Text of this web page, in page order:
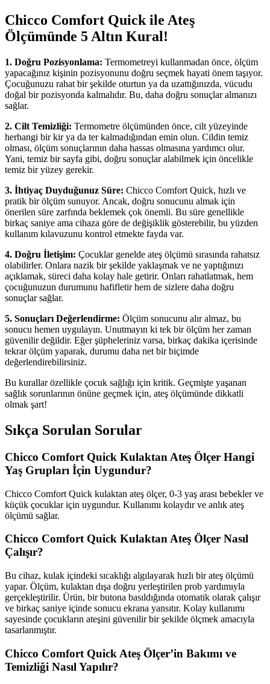
Chicco Comfort Quick ile Ateş
Ölçümünde 5 Altın Kural!
1. Doğru Pozisyonlama: Termometreyi kullanmadan önce, ölçüm
yapacağınız kişinin pozisyonunu doğru seçmek hayati önem taşıyor.
Çocuğunuzu rahat bir şekilde oturtun ya da uzattığınızda, vücudu
doğal bir pozisyonda kalmalıdır. Bu, daha doğru sonuçlar almanızı
sağlar.
2. Cilt Temizliği: Termometre ölçümünden önce, cilt yüzeyinde
herhangi bir kir ya da ter kalmadığından emin olun. Cildin temiz
olması, ölçüm sonuçlarının daha hassas olmasına yardımcı olur.
Yani, temiz bir sayfa gibi, doğru sonuçlar alabilmek için öncelikle
temiz bir yüzey gerekir.
3. İhtiyaç Duyduğunuz Süre: Chicco Comfort Quick, hızlı ve
pratik bir ölçüm sunuyor. Ancak, doğru sonucunu almak için
önerilen süre zarfında beklemek çok önemli. Bu süre genellikle
birkaç saniye ama cihaza göre de değişiklik gösterebilir, bu yüzden
kullanım kılavuzunu kontrol etmekte fayda var.
4. Doğru İletişim: Çocuklar genelde ateş ölçümü sırasında rahatsız
olabilirler. Onlara nazik bir şekilde yaklaşmak ve ne yaptığınızı
açıklamak, süreci daha kolay hale getirir. Onları rahatlatmak, hem
çocuğunuzun durumunu hafifletir hem de sizlere daha doğru
sonuçlar sağlar.
5. Sonuçları Değerlendirme: Ölçüm sonucunu alır almaz, bu
sonucu hemen uygulayın. Unutmayın ki tek bir ölçüm her zaman
güvenilir değildir. Eğer şüpheleriniz varsa, birkaç dakika içerisinde
tekrar ölçüm yaparak, durumu daha net bir biçimde
değerlendirebilirsiniz.
Bu kurallar özellikle çocuk sağlığı için kritik. Geçmişte yaşanan
sağlık sorunlarının önüne geçmek için, ateş ölçümünde dikkatli
olmak şart!
Sıkça Sorulan Sorular
Chicco Comfort Quick Kulaktan Ateş Ölçer Hangi
Yaş Grupları İçin Uygundur?
Chicco Comfort Quick kulaktan ateş ölçer, 0-3 yaş arası bebekler ve
küçük çocuklar için uygundur. Kullanımı kolaydır ve anlık ateş
ölçümü sağlar.
Chicco Comfort Quick Kulaktan Ateş Ölçer Nasıl
Çalışır?
Bu cihaz, kulak içindeki sıcaklığı algılayarak hızlı bir ateş ölçümü
yapar. Ölçüm, kulaktan dışa doğru yerleştirilen prob yardımıyla
gerçekleştirilir. Ürün, bir butona basıldığında otomatik olarak çalışır
ve birkaç saniye içinde sonucu ekrana yansıtır. Kolay kullanımı
sayesinde çocukların ateşini güvenilir bir şekilde ölçmek amacıyla
tasarlanmıştır.
Chicco Comfort Quick Ateş Ölçer’in Bakımı ve
Temizliği Nasıl Yapılır?